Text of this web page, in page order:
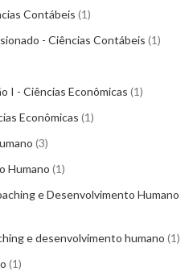
Contábeis 1
- Ciências Contábeis 1
I - Ciências Econômicas 1
Econômicas 1
3
Humano 1
e Desenvolvimento Humano
e desenvolvimento humano 1
1